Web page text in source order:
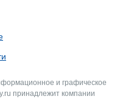
и графическое
принадлежит компании